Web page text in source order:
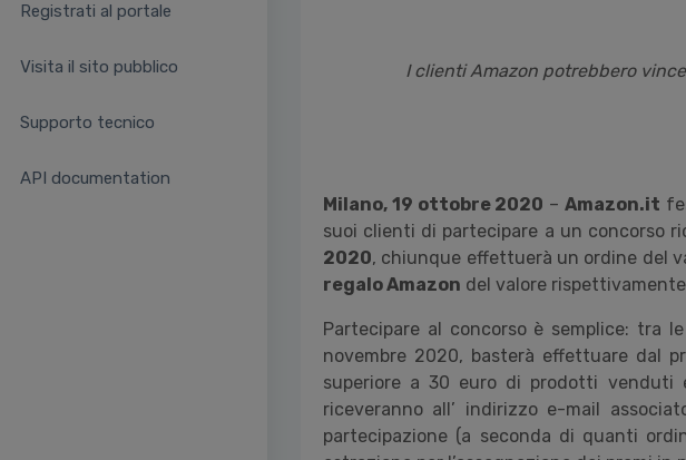
Registrati al portale
Visita il sito pubblico
Supporto tecnico
API documentation
I clienti Amazon potrebbero
Milano, 19 ottobre 2020 – Amazon.it
suoi clienti di partecipare a un concorso
2020, chiunque effettuerà un ordine del
regalo Amazon del valore
Partecipare al concorso è semplice: tra
novembre 2020, basterà effettuare dal
superiore a 30 euro di prodotti venduti
riceveranno all’ indirizzo e-mail
partecipazione (a seconda di quanti